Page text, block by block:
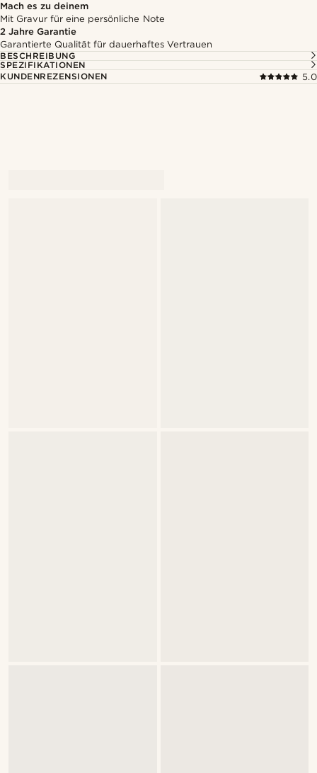
Mach es zu deinem
Mit Gravur für eine persönliche Note
2 Jahre Garantie
Garantierte Qualität für dauerhaftes Vertrauen
BESCHREIBUNG
SPEZIFIKATIONEN
KUNDENREZENSIONEN
5.0